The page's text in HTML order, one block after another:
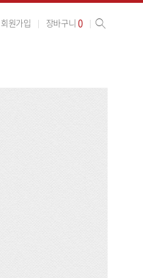
회원가입 장바구니0 사이트 검색